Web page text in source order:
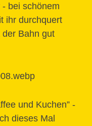
bei schönem
ihr durchquert
der Bahn gut
und Kuchen” -
dieses Mal